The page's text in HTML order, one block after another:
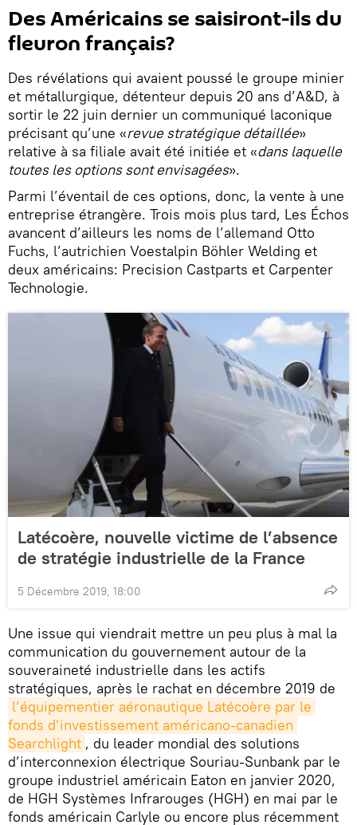
Des Américains se saisiront-ils du
fleuron français?
Des révélations qui avaient poussé le groupe minier
et métallurgique, détenteur depuis 20 ans d’A&D, à
sortir le 22 juin dernier un communiqué laconique
précisant qu’une «revue stratégique détaillée»
relative à sa filiale avait été initiée et «dans laquelle
toutes les options sont envisagées».
Parmi l’éventail de ces options, donc, la vente à une
entreprise étrangère. Trois mois plus tard, Les Échos
avancent d’ailleurs les noms de l’allemand Otto
Fuchs, l’autrichien Voestalpin Böhler Welding et
deux américains: Precision Castparts et Carpenter
Technologie.
Latécoère, nouvelle victime de l’absence
de stratégie industrielle de la France
5 Décembre 2019, 18:00
Une issue qui viendrait mettre un peu plus à mal la
communication du gouvernement autour de la
souveraineté industrielle dans les actifs
stratégiques, après le rachat en décembre 2019 de
l’équipementier aéronautique Latécoère par le
fonds d’investissement américano-canadien
Searchlight , du leader mondial des solutions
d’interconnexion électrique Souriau-Sunbank par le
groupe industriel américain Eaton en janvier 2020,
de HGH Systèmes Infrarouges (HGH) en mai par le
fonds américain Carlyle ou encore plus récemment